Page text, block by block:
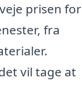
prisen for
fra
vil tage at